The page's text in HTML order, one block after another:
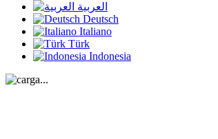
العربية
Deutsch
Italiano
Türk
Indonesia